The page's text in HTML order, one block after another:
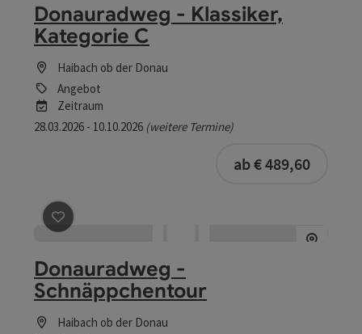
Donauradweg - Klassiker,
Kategorie C
Haibach ob der Donau
Angebot
Zeitraum
28.03.2026 - 10.10.2026 (weitere Termine)
ab € 489,60
Beitrag merken : Donauradweg - Schnäppchentour
Donauradweg -
Schnäppchentour
Haibach ob der Donau